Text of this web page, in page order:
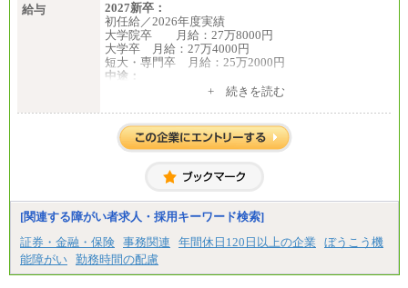
給与
2027新卒：
初任給／2026年度実績
大学院卒 月給：27万8000円
大学卒 月給：27万4000円
短大・専門卒 月給：25万2000円
中途：
※職務経験等を考慮し決定いたします。
※試用期間中も給与に変更はございません
+ 続きを読む
[関連する障がい者求人・採用キーワード検索]
証券・金融・保険 事務関連 年間休日120日以上の企業
ぼうこう機
能障がい 勤務時間の配慮